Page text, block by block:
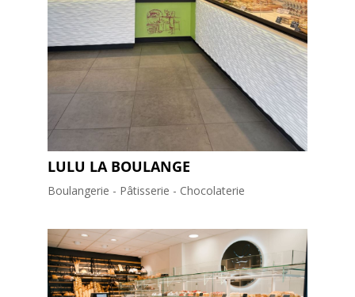
LULU LA BOULANGE
Boulangerie - Pâtisserie - Chocolaterie